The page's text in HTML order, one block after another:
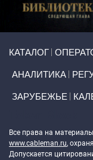
КАТАЛОГ
АНАЛИТИКА
ЗАРУБЕЖЬЕ
Все права на
www.cableman.ru,
Допускается